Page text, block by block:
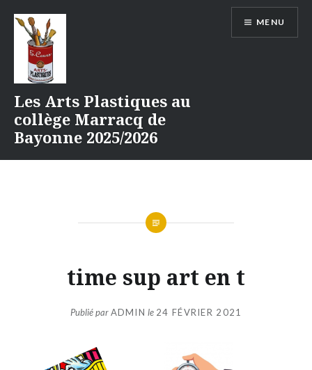
contenu
Les Arts Plastiques au
collège Marracq de
Bayonne 2025/2026
MENU
time sup art en t
Publié parADMIN le 24 FÉVRIER 2021